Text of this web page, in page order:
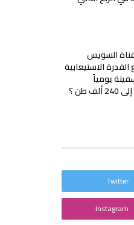
السويس
الاستيعابية
إلى 97 سفينة يومياً
طن ؟
Twitter
Instagram